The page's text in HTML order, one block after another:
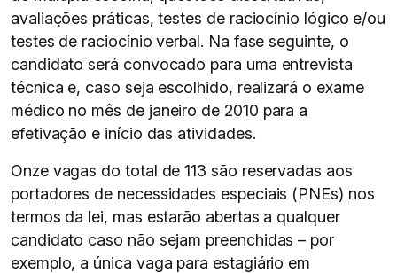
avaliações práticas, testes de raciocínio lógico e/ou
testes de raciocínio verbal. Na fase seguinte, o
candidato será convocado para uma entrevista
técnica e, caso seja escolhido, realizará o exame
médico no mês de janeiro de 2010 para a
efetivação e início das atividades.
Onze vagas do total de 113 são reservadas aos
portadores de necessidades especiais (PNEs) nos
termos da lei, mas estarão abertas a qualquer
candidato caso não sejam preenchidas – por
exemplo, a única vaga para estagiário em